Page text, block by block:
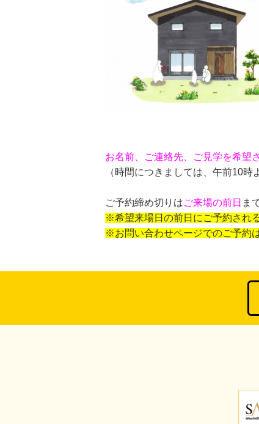
お名前、ご連絡先、ご見学を希望
（時間につきましては、午前10時
ご予約締め切りはご来場の前日 ま
※希望来場日の前日にご予約され
※お問い合わせページでのご予約